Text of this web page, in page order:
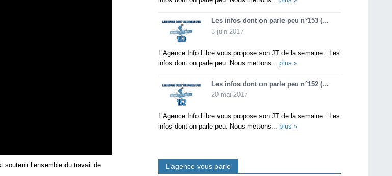
soutenir l’ensemble du travail de
Les infos dont on parle peu n°153 (...
3 juin 2017
L’Agence Info Libre vous propose son JT de la semaine : Les
infos dont on parle peu. Nous mettons... plus »
Les infos dont on parle peu n°152 (...
20 mai 2017
L’Agence Info Libre vous propose son JT de la semaine : Les
infos dont on parle peu. Nous mettons... plus »
L’agence vous parle